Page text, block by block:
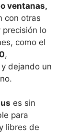
ventanas,
con otras
precisión lo
como el
,
dejando un
es sin
para
libres de